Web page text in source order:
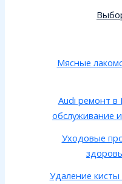
Мясные
Audi ремонт в
обслуживание
Уходовые
Удаление